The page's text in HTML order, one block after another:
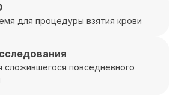
для процедуры взятия крови
сложившегося повседневного